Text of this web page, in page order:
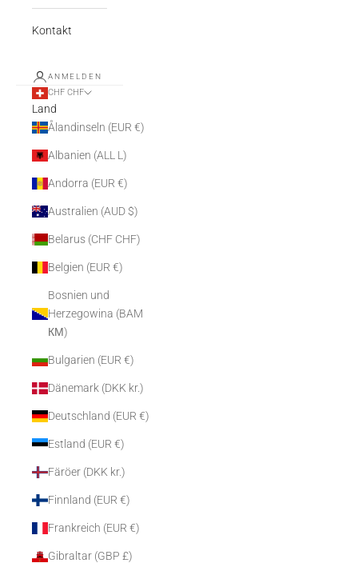
Kontakt
ANMELDEN
CHF CHF
Land
Ålandinseln (EUR €)
Albanien (ALL L)
Andorra (EUR €)
Australien (AUD $)
Belarus (CHF CHF)
Belgien (EUR €)
Bosnien und
Herzegowina (BAM
КМ)
Bulgarien (EUR €)
Dänemark (DKK kr.)
Deutschland (EUR €)
Estland (EUR €)
Färöer (DKK kr.)
Finnland (EUR €)
Frankreich (EUR €)
Gibraltar (GBP £)